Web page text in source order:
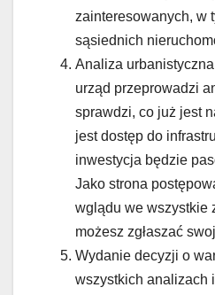
zainteresowanych, w
sąsiednich
Analiza
urząd przeprowadzi
sprawdzi, co już jest
jest dostęp do
inwestycja będzie
Jako strona
wglądu we wszystkie
możesz zgłaszać
Wydanie decyzji o
wszystkich analizach